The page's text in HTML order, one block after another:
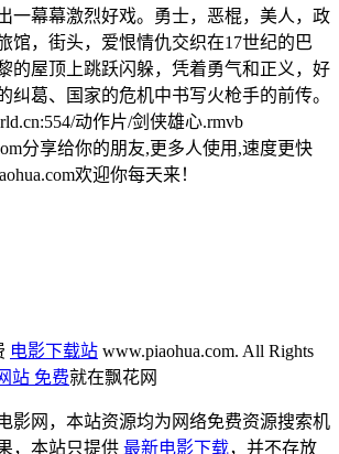
一幕幕激烈好戏。勇士，恶棍，美人，政
馆，街头，爱恨情仇交织在17世纪的巴
的屋顶上跳跃闪躲，凭着勇气和正义，好
纠葛、国家的危机中书写火枪手的前传。
动作片/剑侠雄心.rmvb
分享给你的朋友,更多人使用,速度更快
欢迎你每天来！
电影下载站 www.piaohua.com. All Rights
站 免费就在飘花网
影网，本站资源均为网络免费资源搜索机
，本站只提供 最新电影下载，并不存放